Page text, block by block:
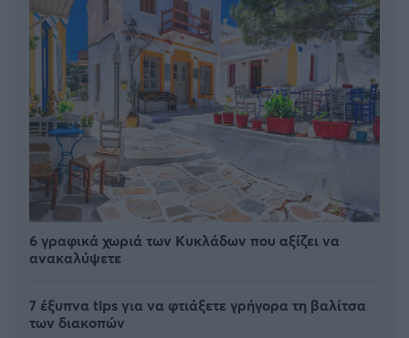
6 γραφικά χωριά των Κυκλάδων που αξίζει να
ανακαλύψετε
7 έξυπνα tips για να φτιάξετε γρήγορα τη βαλίτσα
των διακοπών